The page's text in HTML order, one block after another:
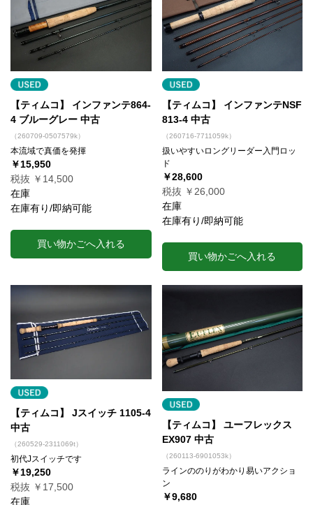
【ティムコ】 インファンテ864-
4 ブルーグレー 中古
（260709-0507579k）
本流域で真価を発揮
￥15,950
税抜 ￥14,500
在庫
在庫有り/即納可能
買い物かごへ入れる
【ティムコ】 インファンテNSF
813-4 中古
（260716-7711059k）
扱いやすいロングリーダー入門ロッ
ド
￥28,600
税抜 ￥26,000
在庫
在庫有り/即納可能
買い物かごへ入れる
【ティムコ】 Jスイッチ 1105-4
中古
（260529-2311069t）
初代Jスイッチです
￥19,250
税抜 ￥17,500
在庫
【ティムコ】 ユーフレックス
EX907 中古
（260113-6901053k）
ラインののりがわかり易いアクショ
ン
￥9,680